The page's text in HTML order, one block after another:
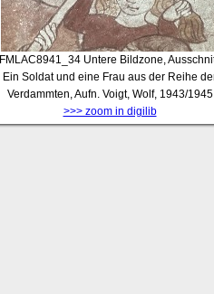
FMLAC8941_34 Untere Bildzone,
Ein Soldat und eine Frau aus der Reihe
Verdammten, Aufn. Voigt, Wolf, 1943/1945
>>> zoom in digilib